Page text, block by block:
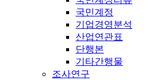
국민계정
기업경영분석
산업연관표
단행본
기타간행물
조사연구